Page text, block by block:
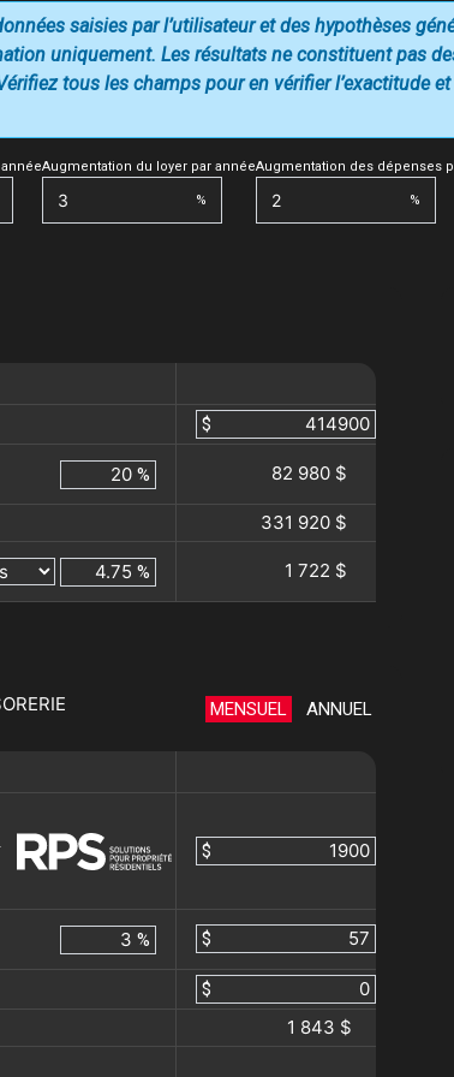
Augmentation du loyer par année
%
Augmentation des dépenses
%
saisies par l’utilisateur et des hypothèses
uniquement. Les résultats ne constituent pas
tous les champs pour en vérifier l’exactitude
$
% 82 980 $
331 920 $
% 1 722 $
MENSUEL ANNUEL
$
% $
$
1 843 $